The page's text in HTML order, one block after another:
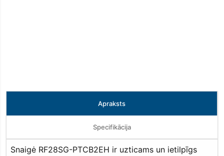
Apraksts
Specifikācija
Snaigė RF28SG-PTCB2EH ir uzticams un ietilpīgs